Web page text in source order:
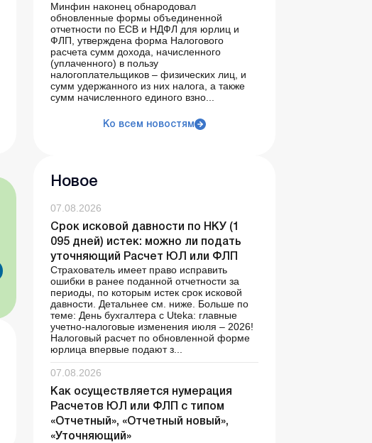
Минфин наконец обнародовал
обновленные формы объединенной
отчетности по ЕСВ и НДФЛ для юрлиц и
ФЛП, утверждена форма Налогового
расчета сумм дохода, начисленного
(уплаченного) в пользу
налогоплательщиков – физических лиц, и
сумм удержанного из них налога, а также
сумм начисленного единого взно...
Ко всем новостям
Новое
07.08.2026
Срок исковой давности по НКУ (1
095 дней) истек: можно ли подать
уточняющий Расчет ЮЛ или ФЛП
Страхователь имеет право исправить
ошибки в ранее поданной отчетности за
периоды, по которым истек срок исковой
давности. Детальнее см. ниже. Больше по
теме: День бухгалтера с Uteka: главные
учетно-налоговые изменения июля – 2026!
Налоговый расчет по обновленной форме
юрлица впервые подают з...
07.08.2026
Как осуществляется нумерация
Расчетов ЮЛ или ФЛП с типом
«Отчетный», «Отчетный новый»,
«Уточняющий»